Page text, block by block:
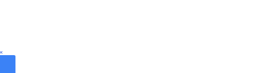
к